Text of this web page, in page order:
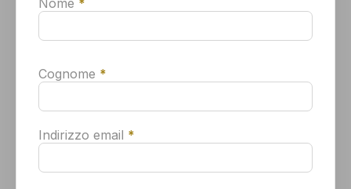
dispositivo. Il tuo consenso all'uso di queste tecnologie ci
navigazione o gli ID univoci su questo sito. Se non dai il consenso o
funzionare correttamente.
Accetta
Cognome*
Nome *
Cognome *
Indirizzo email *